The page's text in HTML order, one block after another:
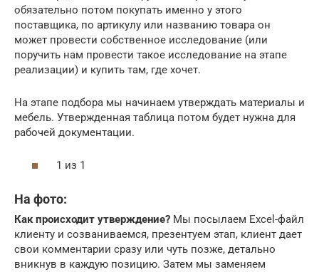
обязательно потом покупать именно у этого
поставщика, по артикулу или названию товара он
может провести собственное исследование (или
поручить нам провести такое исследование на этапе
реализации) и купить там, где хочет.
На этапе подбора мы начинаем утверждать материалы и
мебель. Утвержденная таблица потом будет нужна для
рабочей документации.
1 из 1
На фото:
Как происходит утверждение? Мы посылаем Excel-файл
клиенту и созваниваемся, презентуем этап, клиент дает
свои комментарии сразу или чуть позже, детально
вникнув в каждую позицию. Затем мы заменяем